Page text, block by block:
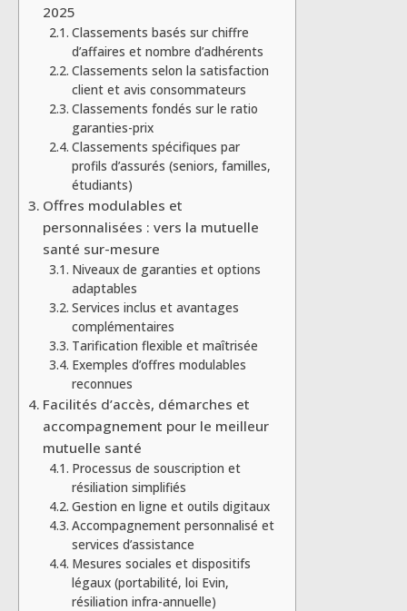
2025
Classements basés sur chiffre
d’affaires et nombre d’adhérents
Classements selon la satisfaction
client et avis consommateurs
Classements fondés sur le ratio
garanties-prix
Classements spécifiques par
profils d’assurés (seniors, familles,
étudiants)
Offres modulables et
personnalisées : vers la mutuelle
santé sur-mesure
Niveaux de garanties et options
adaptables
Services inclus et avantages
complémentaires
Tarification flexible et maîtrisée
Exemples d’offres modulables
reconnues
Facilités d’accès, démarches et
accompagnement pour le meilleur
mutuelle santé
Processus de souscription et
résiliation simplifiés
Gestion en ligne et outils digitaux
Accompagnement personnalisé et
services d’assistance
Mesures sociales et dispositifs
légaux (portabilité, loi Evin,
résiliation infra-annuelle)